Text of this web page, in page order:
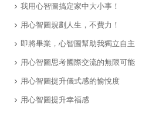
我用心智圖搞定家中大小事！
用心智圖規劃人生，不費力！
即將畢業，心智圖幫助我獨立自主
用心智圖思考國際交流的無限可能
用心智圖提升儀式感的愉悅度
用心智圖提升幸福感